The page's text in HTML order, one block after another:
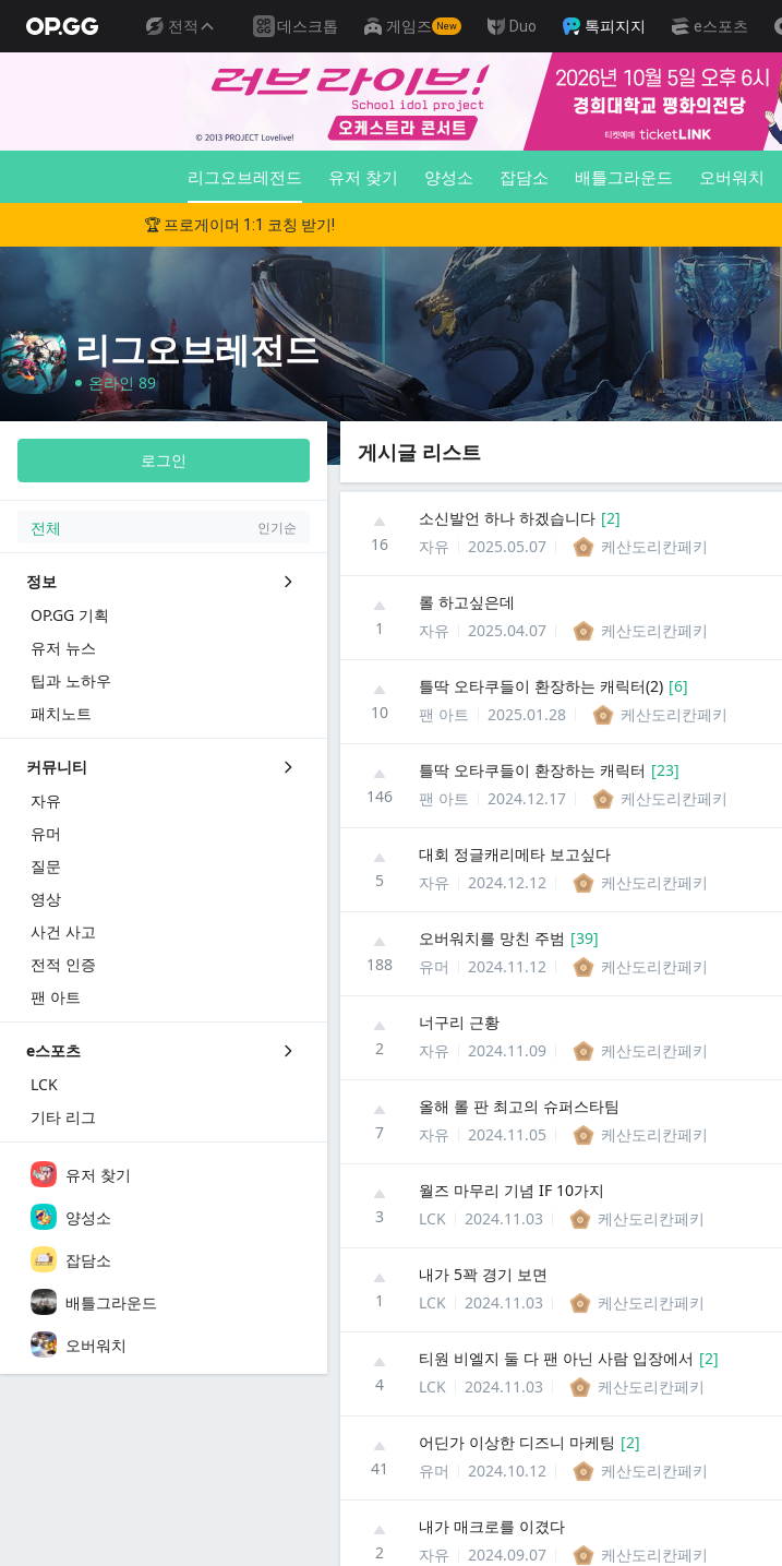
전적 데스크톱 게임즈 New Duo 톡피지지 e스포츠
리그오브레전드 유저 찾기 양성소 잡담소 배틀그라운드 오버워치
🏆 프로게이머 1:1 코칭 받기!
리그오브레전드
온라인 89
로그인
전체 인기순
정보
OP.GG 기획
유저 뉴스
팁과 노하우
패치노트
커뮤니티
자유
유머
질문
영상
사건 사고
전적 인증
팬 아트
e스포츠
LCK
기타 리그
유저 찾기
양성소
잡담소
배틀그라운드
오버워치
게시글 리스트
16
소신발언 하나 하겠습니다 [2]
자유
2025.05.07 케산도리칸페키
1
롤 하고싶은데
자유
2025.04.07 케산도리칸페키
10
틀딱 오타쿠들이 환장하는 캐릭터(2) [6]
팬 아트
2025.01.28 케산도리칸페키
146
틀딱 오타쿠들이 환장하는 캐릭터 [23]
팬 아트
2024.12.17 케산도리칸페키
5
대회 정글캐리메타 보고싶다
자유
2024.12.12 케산도리칸페키
188
오버워치를 망친 주범 [39]
유머
2024.11.12 케산도리칸페키
2
너구리 근황
자유
2024.11.09 케산도리칸페키
7
올해 롤 판 최고의 슈퍼스타팀
자유
2024.11.05 케산도리칸페키
3
월즈 마무리 기념 IF 10가지
LCK
2024.11.03 케산도리칸페키
1
내가 5꽉 경기 보면
LCK
2024.11.03 케산도리칸페키
4
티원 비엘지 둘 다 팬 아닌 사람 입장에서 [2]
LCK
2024.11.03 케산도리칸페키
41
어딘가 이상한 디즈니 마케팅 [2]
유머
2024.10.12 케산도리칸페키
2
내가 매크로를 이겼다
자유
2024.09.07 케산도리칸페키